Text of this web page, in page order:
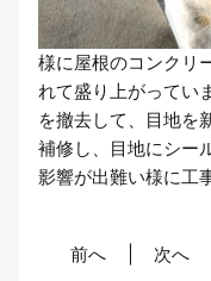
様に屋根のコンクリ
れて盛り上がってい
を撤去して、目地を
補修し、目地にシー
影響が出難い様に工
前へ 次へ